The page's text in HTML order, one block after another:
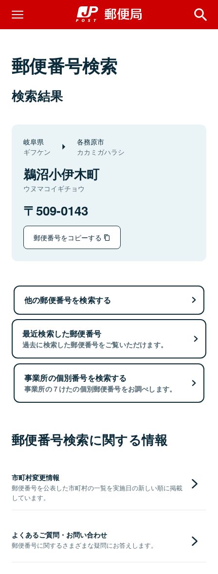
郵便番号検索
検索結果
岐阜県
ギフケン
各務原市
カカミガハラシ
鵜沼小伊木町
ウヌマコイギチョウ
509-0143
郵便番号をコピーする
他の郵便番号を検索する
最近検索した郵便番号
過去に検索した郵便番号をご覧いただけます。
事業所の個別番号を検索する
事業所の７けたの個別郵便番号をお調べします。
郵便番号検索に関する情報
市町村変更情報
郵便番号を公表した市町村の一覧を実施日の新しい順に掲載
しています。
よくあるご質問・お問い合わせ
郵便番号に関するさまざまな疑問にお答えします。